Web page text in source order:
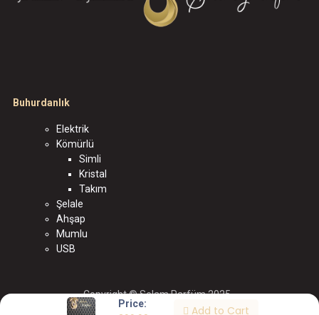
Price:
Add to Cart
Buhurdanlık
Elektrik
Kömürlü
Simli
Kristal
Takım
Şelale
Ahşap
Mumlu
USB
Copyright © Selam Parfüm 2025
الْعَرَبيّة
English (US) | Türkçe